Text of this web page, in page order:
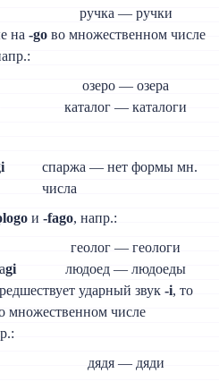
ручка — ручки
на-go во множественном числе
озеро — озера
каталог — каталоги
спаржа — нет формы мн.
числа
и-fago, напр.:
геолог — геологи
gi
людоед — людоеды
ударный звук-i, то
множественном числе
дядя — дяди